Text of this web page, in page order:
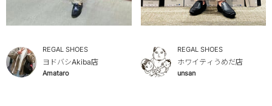
REGAL SHOES
ヨドバシAkiba店
Amataro
REGAL SHOES
ホワイティうめだ店
unsan